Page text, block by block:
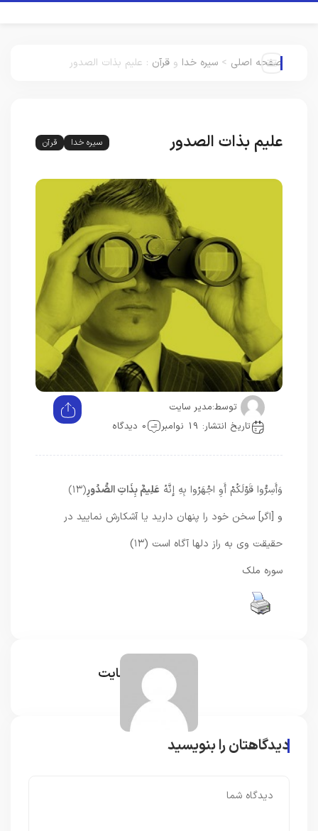
صفحه اصلی > سیره خدا و قرآن : علیم بذات الصدور
علیم بذات الصدور سیره خدا قرآن
توسط:مدیر سایت
تاریخ انتشار: 19 نوامبر
0 دیدگاه
وَأَسِرُّوا قَوْلَكُمْ أَوِ اجْهَرُوا بِهِ إِنَّهُ عَلِيمٌ بِذَاتِ الصُّدُورِ﴿۱۳﴾
و [اگر] سخن خود را پنهان داريد يا آشكارش نماييد در
حقيقت وى به راز دلها آگاه است (۱۳)
سوره ملک
مدیر سایت
دیدگاهتان را بنویسید